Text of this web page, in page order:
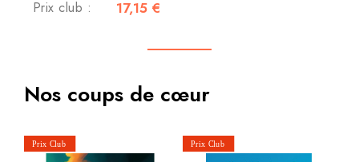
Prix club : 17,15 €
Nos coups de cœur